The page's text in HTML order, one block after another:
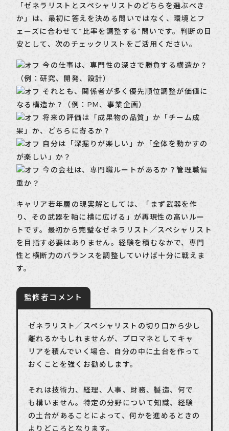
「ゼネラリストとスペシャリストのどちらを選ぶべき
か」は、最初に答えを決める問いではなく、環境とフ
ェーズに合わせて“比率を調整する”問いです。判断の目
安として、次のチェックリストをご活用ください。
今の仕事は、専門性の深さで勝負する構造か？
（例：研究、開発、設計）
それとも、関係者が多く優先順位調整が価値に
なる構造か？（例：PM、事業企画）
将来の評価は「成果物の品質」か「チーム成
果」か、どちらに寄るか？
自分は「深掘りが楽しい」か「全体を動かすの
が楽しい」か？
今の会社は、専門職ルートがあるか？管理職偏
重か？
キャリア若年層の現実解としては、「まず武器を作
り、その武器を軸に横に広げる」が再現性の高いルー
トです。最初から完璧なゼネラリスト／スペシャリスト
を目指す必要はありません。経験を積むなかで、専門
性と横断力のバランスを調整していけば十分に戦えま
す。
ゼネラリスト／スペシャリストの切り口から少し
離れるかもしれませんが、プロマネとしてキャ
リアを積んでいく場合、自分の中に土台を作って
おくことを強くお勧めします。
それは技術力、経理、人事、財務、製造、何で
も構いません。特定の分野について知識、経験
の土台があることによって、何かを進めるときの
よりどころとなります。